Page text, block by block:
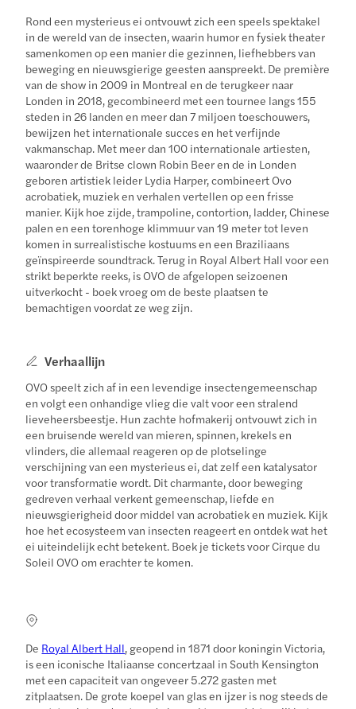
Rond een mysterieus ei ontvouwt zich een speels spektakel
in de wereld van de insecten, waarin humor en fysiek theater
samenkomen op een manier die gezinnen, liefhebbers van
beweging en nieuwsgierige geesten aanspreekt. De première
van de show in 2009 in Montreal en de terugkeer naar
Londen in 2018, gecombineerd met een tournee langs 155
steden in 26 landen en meer dan 7 miljoen toeschouwers,
bewijzen het internationale succes en het verfijnde
vakmanschap. Met meer dan 100 internationale artiesten,
waaronder de Britse clown Robin Beer en de in Londen
geboren artistiek leider Lydia Harper, combineert Ovo
acrobatiek, muziek en verhalen vertellen op een frisse
manier. Kijk hoe zijde, trampoline, contortion, ladder, Chinese
palen en een torenhoge klimmuur van 19 meter tot leven
komen in surrealistische kostuums en een Braziliaans
geïnspireerde soundtrack. Terug in Royal Albert Hall voor een
strikt beperkte reeks, is OVO de afgelopen seizoenen
uitverkocht - boek vroeg om de beste plaatsen te
bemachtigen voordat ze weg zijn.
Verhaallijn
OVO speelt zich af in een levendige insectengemeenschap
en volgt een onhandige vlieg die valt voor een stralend
lieveheersbeestje. Hun zachte hofmakerij ontvouwt zich in
een bruisende wereld van mieren, spinnen, krekels en
vlinders, die allemaal reageren op de plotselinge
verschijning van een mysterieus ei, dat zelf een katalysator
voor transformatie wordt. Dit charmante, door beweging
gedreven verhaal verkent gemeenschap, liefde en
nieuwsgierigheid door middel van acrobatiek en muziek. Kijk
hoe het ecosysteem van insecten reageert en ontdek wat het
ei uiteindelijk echt betekent. Boek je tickets voor Cirque du
Soleil OVO om erachter te komen.
De Royal Albert Hall, geopend in 1871 door koningin Victoria,
is een iconische Italiaanse concertzaal in South Kensington
met een capaciteit van ongeveer 5.272 gasten met
zitplaatsen. De grote koepel van glas en ijzer is nog steeds de